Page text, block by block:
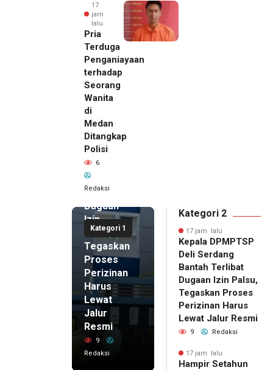
17
jam
lalu
Pria
Terduga
Penganiayaan
terhadap
Seorang
Wanita
di
Medan
Ditangkap
Polisi
6
Redaksi
Kategori 1
17 jam lalu
Kepala
DPMPTSP
Deli
Serdang
Bantah
Terlibat
Dugaan
Izin
Palsu,
Tegaskan
Proses
Perizinan
Harus
Lewat
Jalur
Resmi
9
Redaksi
Kategori 2
17 jam lalu
Kepala DPMPTSP
Deli Serdang
Bantah Terlibat
Dugaan Izin Palsu,
Tegaskan Proses
Perizinan Harus
Lewat Jalur Resmi
9 Redaksi
17 jam lalu
Hampir Setahun